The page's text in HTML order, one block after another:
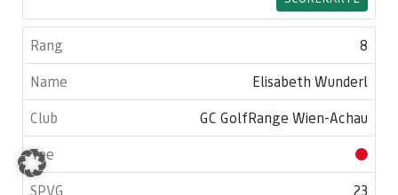
8
Elisabeth Wunderl
GC GolfRange Wien-Achau
23